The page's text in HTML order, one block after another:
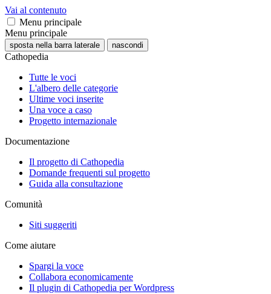
Vai al contenuto
Menu principale
Menu principale
sposta nella barra laterale nascondi
Cathopedia
Tutte le voci
L'albero delle categorie
Ultime voci inserite
Una voce a caso
Progetto internazionale
Documentazione
Il progetto di Cathopedia
Domande frequenti sul progetto
Guida alla consultazione
Comunità
Siti suggeriti
Come aiutare
Spargi la voce
Collabora economicamente
Il plugin di Cathopedia per Wordpress